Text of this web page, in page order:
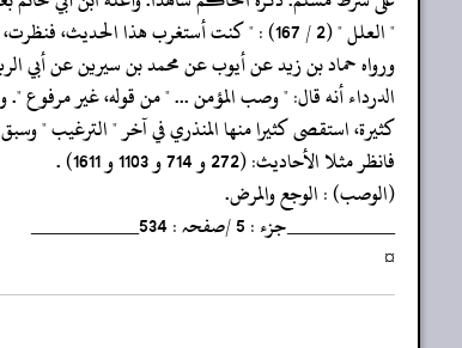
‏‏‏‏" العلل " (2 / 167) : " كنت أستغرب هذا الحديث، فنظرت، فإذا هو وهم،
‏‏‏‏ورواه حماد بن زيد عن أيوب عن محمد بن سيرين عن أبي
‏‏‏‏الدرداء أنه قال: " وصب المؤمن ... " من قوله، غير مرفوع
‏‏‏‏كثيرة، استقصى كثيرا منها المنذري في آخر " الترغيب "
‏‏‏‏فانظر مثلا الأحاديث: (272 و 714 و 1103 و 1611) .
‏‏‏‏(الوصب) : الوجع والمرض.
‏‏‏‏__________جزء : 5 /صفحہ : 534__________
‏‏‏‏¤